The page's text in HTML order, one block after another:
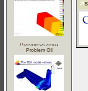
Przemieszczenia
Problem Oli